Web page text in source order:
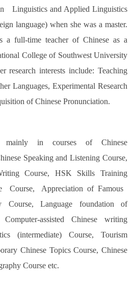
Linguistics and Applied Linguistics
language) when she was a master.
a full-time teacher of Chinese as a
College of Southwest University
research interests include: Teaching
Languages, Experimental Research
of Chinese Pronunciation.
mainly in courses of Chinese
Speaking and Listening Course,
Course, HSK Skills Training
Course, Appreciation of Famous
Course, Language foundation of
assisted Chinese writing
(intermediate) Course, Tourism
Chinese Topics Course, Chinese
Course etc.